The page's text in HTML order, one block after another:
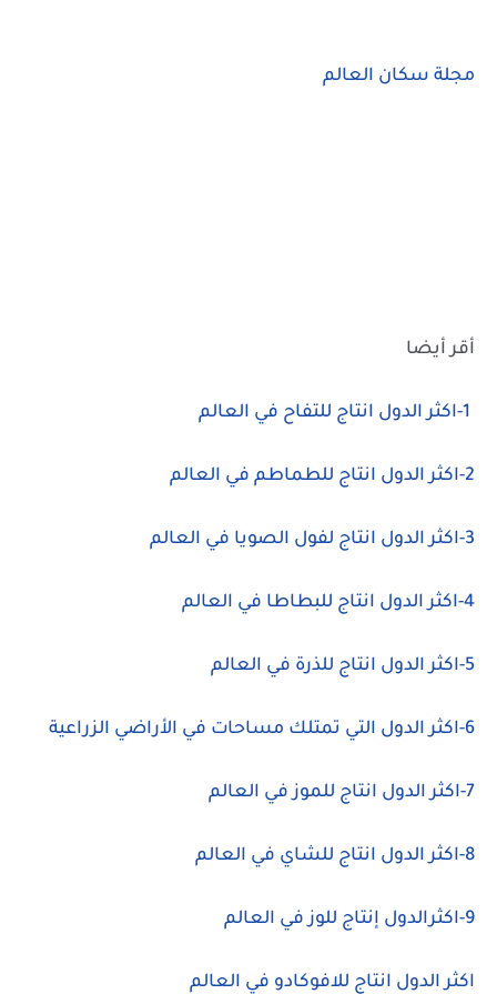
مجلة سكان العالم
أقر أيضا
1-اكثر الدول انتاج للتفاح في العالم
2-اكثر الدول انتاج للطماطم في العالم
3-اكثر الدول انتاج لفول الصويا في العالم
4-اكثر الدول انتاج للبطاطا في العالم
5-اكثر الدول انتاج للذرة في العالم
6-اكثر الدول التي تمتلك مساحات في الأراضي الزراعية
7-اكثر الدول انتاج للموز في العالم
8-اكثر الدول انتاج للشاي في العالم
9-اكثرالدول إنتاج للوز في العالم
اكثر الدول انتاج للافوكادو في العالم